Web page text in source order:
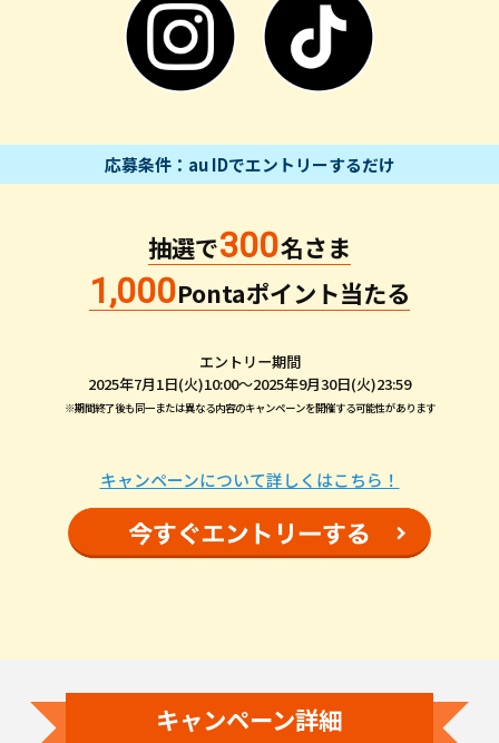
応募条件：au IDでエントリーするだけ
抽選で300名さま
1,000Pontaポイント当たる
エントリー期間
2025年7月1日(火)10:00～2025年9月30日(火)23:59
※期間終了後も同一または異なる内容のキャンペーンを開催する可能性があります
キャンペーンについて詳しくはこちら！
キャンペーン詳細